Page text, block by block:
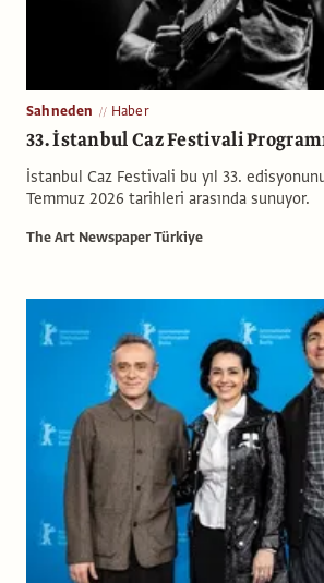
Sahneden Haber
33. İstanbul Caz Festivali
İstanbul Caz Festivali bu yıl 33.
Temmuz 2026 tarihleri arasında sunuyor.
The Art Newspaper Türkiye